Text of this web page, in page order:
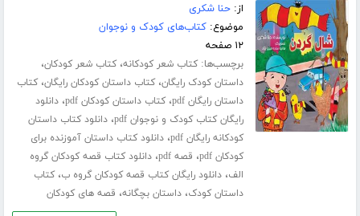
از:حنا شکری
موضوع:کتاب‌های کودک و نوجوان
۱۲ صفحه
برچسب‌ها:کتاب شعر کودکانه،کتاب شعر کودکان،
داستان کودک رایگان،کتاب داستان کودکان رایگان،کتاب
داستان رایگان pdf
،کتاب داستان کودکان pdf ،دانلود
رایگان کتاب کودک و نوجوان pdf
،دانلود کتاب داستان
کودکانه رایگان pdf
،دانلود کتاب داستان آموزنده برای
کودکان pdf
، قصه pdf ،دانلود کتاب قصه کودکان گروه
الف،دانلود رایگان کتاب قصه کودکان گروه ب،کتاب
داستان کودک،داستان بچگانه، قصه های کودکان